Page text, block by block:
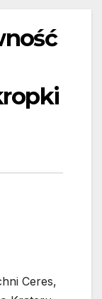
Ceres,